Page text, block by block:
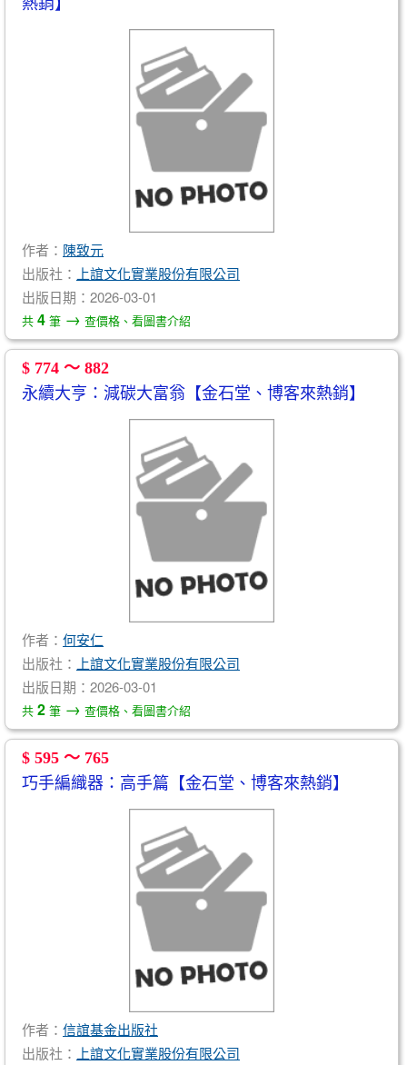
作者： 陳致元
出版社： 上誼文化實業股份有限公司
出版日期：2026-03-01
共 4 筆 → 查價格、看圖書介紹
$ 774 ～ 882
永續大亨：減碳大富翁【金石堂、博客來熱銷】
作者： 何安仁
出版社： 上誼文化實業股份有限公司
出版日期：2026-03-01
共 2 筆 → 查價格、看圖書介紹
$ 595 ～ 765
巧手編織器：高手篇【金石堂、博客來熱銷】
作者： 信誼基金出版社
出版社： 上誼文化實業股份有限公司